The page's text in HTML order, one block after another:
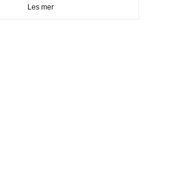
Les mer